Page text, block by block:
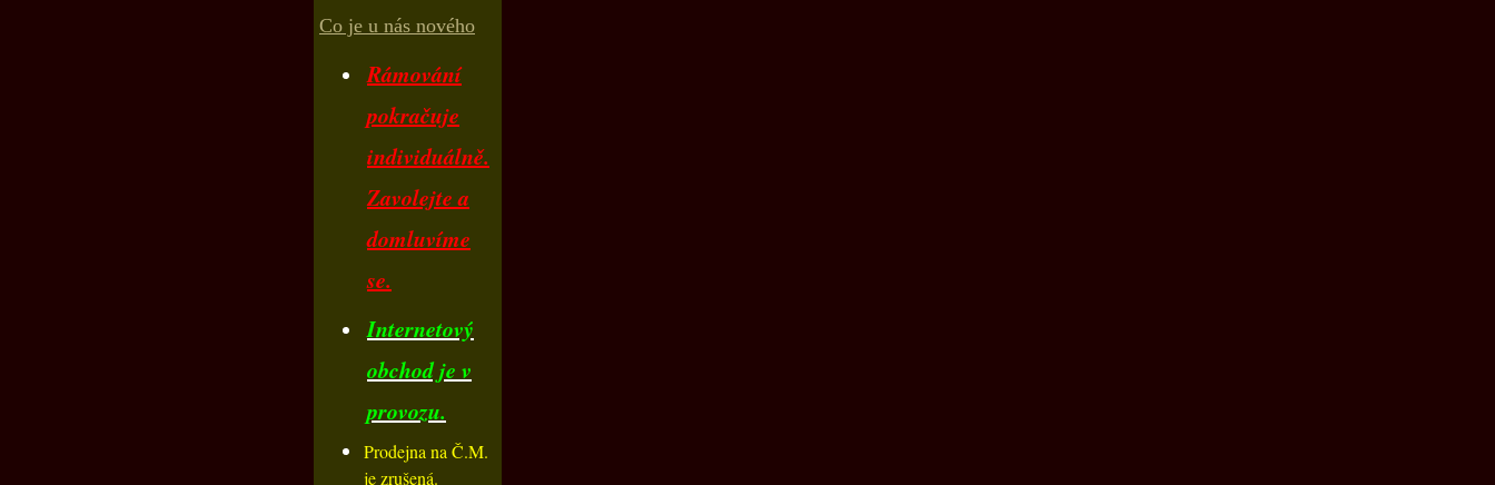
Co je u nás nového
Rámování
pokračuje
individuálně.
Zavolejte a
domluvíme
se.
Internetový
obchod je v
provozu.
Prodejna na Č.M.
je zrušená.